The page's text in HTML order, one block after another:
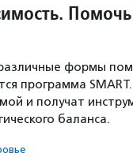
формы
программа
и получат
баланса.